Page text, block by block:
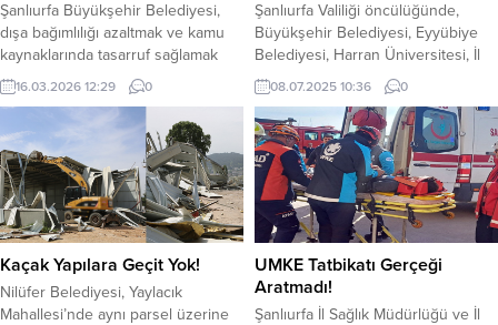
Şanlıurfa Büyükşehir Belediyesi,
dışa bağımlılığı azaltmak ve kamu
kaynaklarında tasarruf sağlamak
amacıyla 2026 üretim sezonu
kapsamında önemli bir üretim
çalışması yürütüyor. Büyükşehir
Belediyesi, Akçakale’de
işletmesi’ndeki seralarda toplam
400 bin adet yazlık mevsimlik çiçek
üretimi için hazırlıklarını sürdürüyor.
Tarımsal Hizmetler Dairesi
Başkanlığı koordinasyonunda
yürütülen çalışmalar ile seralarda
Tagetes, Vinca, Petunya ve...
16.03.2026 12:29 0
Şanlıurfa Valiliği öncülüğünde,
Büyükşehir Belediyesi, Eyyübiye
Belediyesi, Harran Üniversitesi, İl
Tarım ve Orman Müdürlüğü, İl
Sağlık Müdürlüğü, İl Milli Eğitim
Müdürlüğü, Esnaf ve Sanatkârlar
Odaları Birliği, Ticaret ve Sanayi
Odası ve Ticaret Borsası’nın
katkılarıyla turizmin kalbi olan
Balıklıgöl çevresi ve tarihi hanlar
bölgesindeki işletmelere yönelik
verilecek eğitim çalışmalarının açılış
programı...
08.07.2025 10:36 0
Kaçak Yapılara Geçit Yok!
Nilüfer Belediyesi, Yaylacık
Mahallesi’nde aynı parsel üzerine
UMKE Tatbikatı Gerçeği
Aratmadı!
Şanlıurfa İl Sağlık Müdürlüğü ve İl